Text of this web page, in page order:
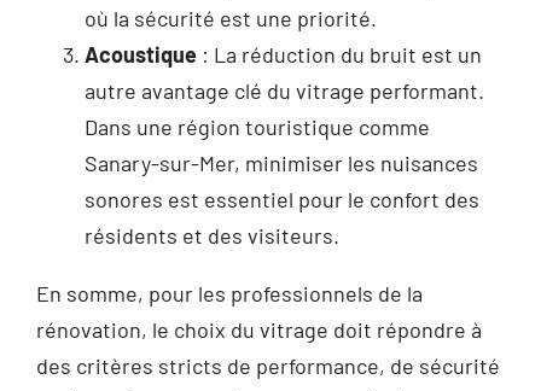
où la sécurité est une priorité.
Acoustique: La réduction du bruit est un
autre avantage clé du vitrage performant.
Dans une région touristique comme
Sanary-sur-Mer, minimiser les nuisances
sonores est essentiel pour le confort des
résidents et des visiteurs.
En somme, pour les professionnels de la
rénovation, le choix du vitrage doit répondre à
des critères stricts de performance, de sécurité